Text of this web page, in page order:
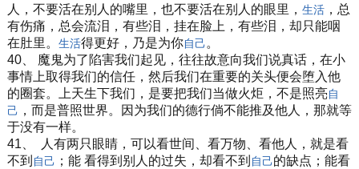
人，不要活在别人的嘴里，也不要活在别人的眼里， 生活，总
有伤痛，总会流泪，有些泪，挂在脸上，有些泪，却只能咽
在肚里。 生活得更好，乃是为你自己。
40、 魔鬼为了陷害我们起见，往往故意向我们说真话，在小
事情上取得我们的信任，然后我们在重要的关头便会堕入他
的圈套。上天生下我们，是要把我们当做火炬，不是照亮自
己 ，而是普照世界。因为我们的德行倘不能推及他人，那就等
于没有一样。
41、 人有两只眼睛，可以看世间、看万物、看他人，就是看
不到 自己 ；能 看得到别人的过失，却看不到 自己的缺点；能看